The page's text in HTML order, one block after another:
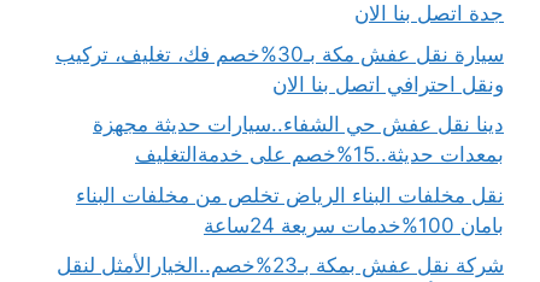
جدة اتصل بنا الان
سيارة نقل عفش مكة بـ30%خصم فك، تغليف، تركيب
ونقل احترافي اتصل بنا الان
دينا نقل عفش حي الشفاء..سيارات حديثة مجهزة
بمعدات حديثة..15%خصم على خدمةالتغليف
نقل مخلفات البناء الرياض تخلص من مخلفات البناء
بامان 100%خدمات سريعة 24ساعة
شركة نقل عفش بمكة بـ23%خصم..الخيارالأمثل لنقل